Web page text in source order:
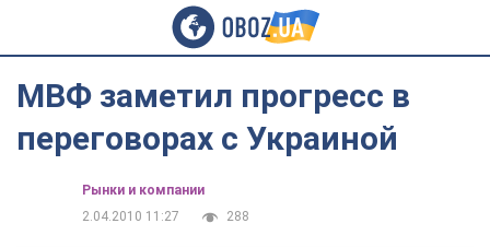
МВФ заметил прогресс в
переговорах с Украиной
Рынки и компании
2.04.2010 11:27
288